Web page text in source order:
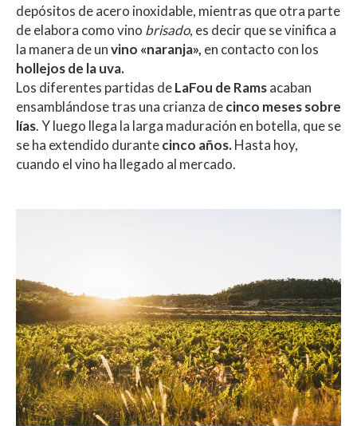
depósitos de acero inoxidable, mientras que otra parte
de elabora como vino brisado, es decir que se vinifica a
la manera de unvino «naranja», en contacto con los
hollejos de la uva.
Los diferentes partidas deLaFou de Ramsacaban
ensamblándose tras una crianza decinco meses sobre
lías. Y luego llega la larga maduración en botella, que se
se ha extendido durantecinco años.Hasta hoy,
cuando el vino ha llegado al mercado.